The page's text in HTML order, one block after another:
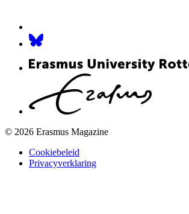
© 2026 Erasmus Magazine
Cookiebeleid
Privacyverklaring